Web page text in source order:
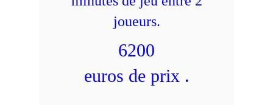
joueurs.
6200
euros de prix .